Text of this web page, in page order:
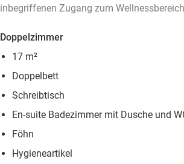
inbegriffenen Zugang zum
Doppelzimmer
17 m²
Doppelbett
Schreibtisch
En-suite Badezimmer mit Dusche und
Föhn
Hygieneartikel